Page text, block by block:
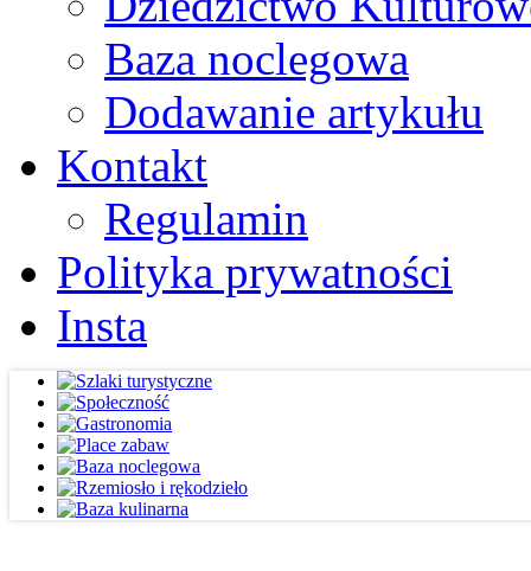
Baza noclegowa
Dodawanie artykułu
Kontakt
Regulamin
Polityka prywatności
Insta